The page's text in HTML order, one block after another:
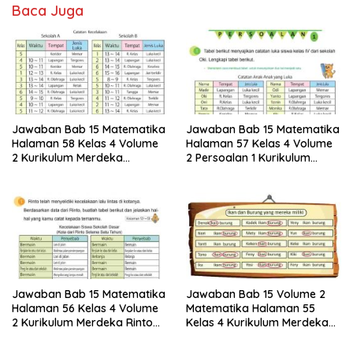
Baca Juga
Jawaban Bab 15 Matematika
Halaman 58 Kelas 4 Volume
2 Kurikulum Merdeka
Jawaban Bab 15 Matematika
Halaman 57 Kelas 4 Volume
2 Persoalan 1 Kurikulum
Jawaban Bab 15 Matematika
Halaman 56 Kelas 4 Volume
2 Kurikulum Merdeka Rinto
Jawaban Bab 15 Volume 2
Matematika Halaman 55
Kelas 4 Kurikulum Merdeka